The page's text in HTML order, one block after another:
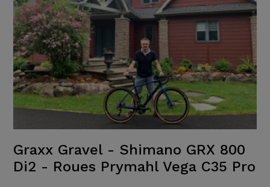
Graxx Gravel - Shimano GRX 800
Di2 - Roues Prymahl Vega C35 Pro